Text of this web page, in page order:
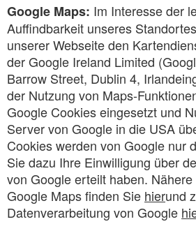
Google Maps: Im Interesse der
Auffindbarkeit unseres
unserer Webseite den
der Google Ireland Limited
Barrow Street, Dublin 4,
der Nutzung von Maps-
Google Cookies eingesetzt und
Server von Google in die USA
Cookies werden von Google nur
Sie dazu Ihre Einwilligung über
von Google erteilt haben.
Google Maps finden Sie hierund
Datenverarbeitung von Google